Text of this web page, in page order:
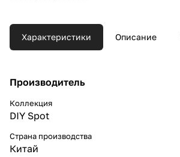
Характеристики Описание
Производитель
Коллекция
DIY Spot
Страна производства
Китай